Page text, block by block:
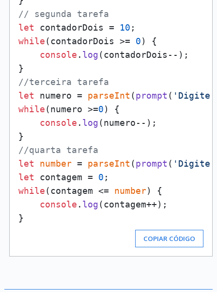
// segunda tarefa
let contadorDois = 10
while(contadorDois >= 0) {
console . log(contadorDois--);
//terceira tarefa
let numero = parseInt (prompt ( 'Digite
while(numero >=0) {
console . log(numero--);
//quarta tarefa
let
number = parseInt (prompt ( 'Digite
let contagem = 0
while(contagem <= number) {
console . log(contagem++);
COPIAR CÓDIGO